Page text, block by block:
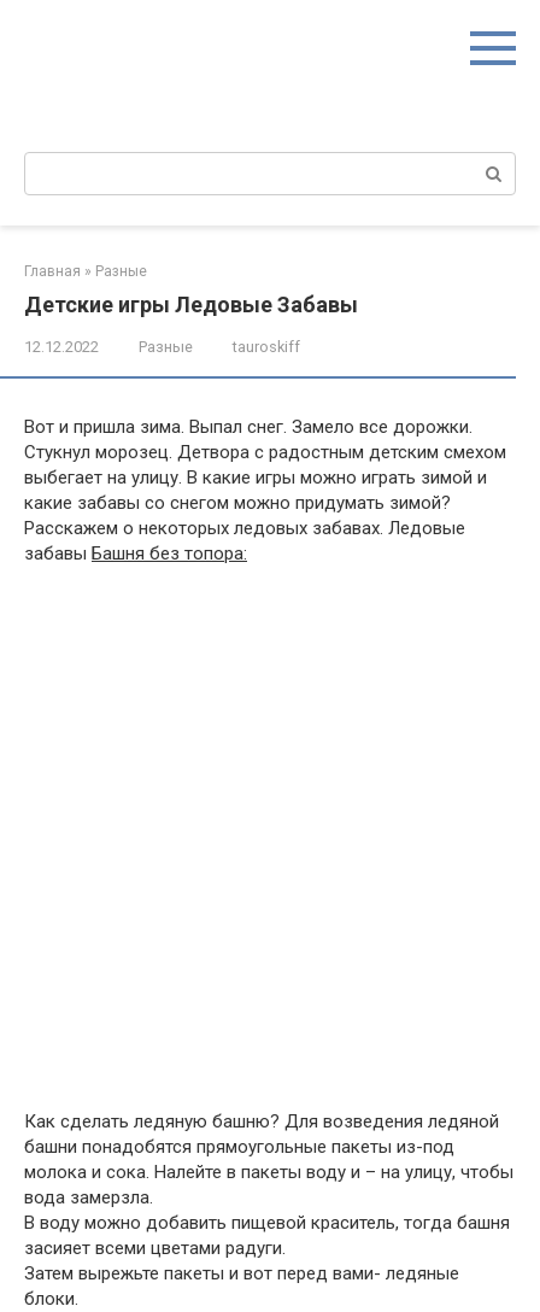
Поиск:
Главная » Разные
Детские игры Ледовые Забавы
12.12.2022 Разные tauroskiff
Вот и пришла зима. Выпал снег. Замело все дорожки.
Стукнул морозец. Детвора с радостным детским смехом
выбегает на улицу. В какие игры можно играть зимой и
какие забавы со снегом можно придумать зимой?
Расскажем о некоторых ледовых забавах. Ледовые
забавы Башня без топора:
Как сделать ледяную башню? Для возведения ледяной
башни понадобятся прямоугольные пакеты из-под
молока и сока. Налейте в пакеты воду и – на улицу, чтобы
вода замерзла.
В воду можно добавить пищевой краситель, тогда башня
засияет всеми цветами радуги.
Затем вырежьте пакеты и вот перед вами- ледяные
блоки.